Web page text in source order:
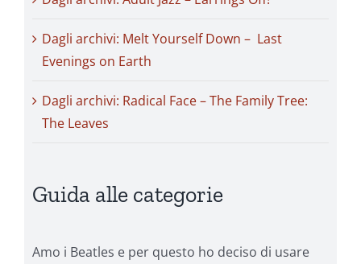
Dagli archivi: Melt Yourself Down – Last
Evenings on Earth
Dagli archivi: Radical Face – The Family Tree:
The Leaves
Guida alle categorie
Amo i Beatles e per questo ho deciso di usare